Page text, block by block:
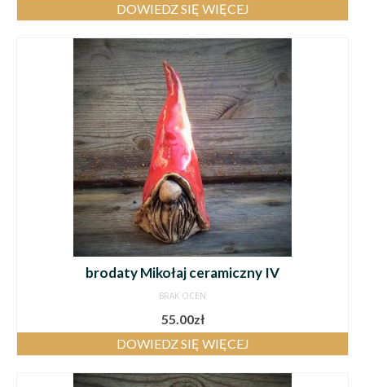
DOWIEDZ SIĘ WIĘCEJ
brodaty Mikołaj ceramiczny IV
BRAK OCEN
55.00zł
DOWIEDZ SIĘ WIĘCEJ